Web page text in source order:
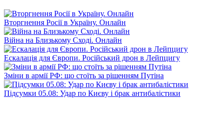
Вторгнення Росії в Україну. Онлайн
Війна на Близькому Сході. Онлайн
Ескалація для Європи. Російський дрон в Лейпцигу
Зміни в армії РФ: що стоїть за рішенням Путіна
Підсумки 05.08: Удар по Києву і брак антибалістики